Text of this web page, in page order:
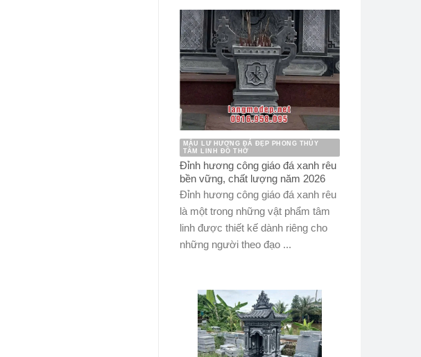
MẪU LƯ HƯƠNG ĐÁ ĐẸP PHONG THỦY
TÂM LINH ĐỒ THỜ
Đỉnh hương công giáo đá xanh rêu
bền vững, chất lượng năm 2026
Đỉnh hương công giáo đá xanh rêu
là một trong những vật phẩm tâm
linh được thiết kế dành riêng cho
những người theo đạo ...